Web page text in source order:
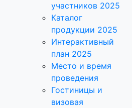
участников 2025
Каталог
продукции 2025
Интерактивный
план 2025
Место и время
проведения
Гостиницы и
визовая